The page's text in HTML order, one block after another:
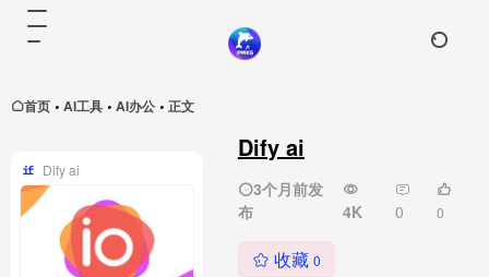
首页 • AI工具 • AI办公 • 正文
Dify ai
3个月前发
布
4K 0 0
收藏 0
Dify ai